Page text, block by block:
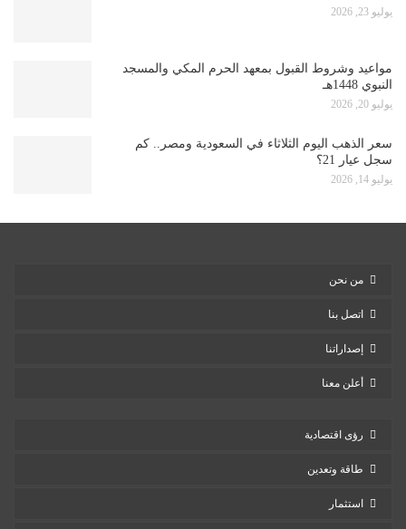
يوليو 23, 2026
مواعيد وشروط القبول بمعهد الحرم المكي والمسجد
النبوي 1448هـ
يوليو 20, 2026
سعر الذهب اليوم الثلاثاء في السعودية ومصر.. كم
سجل عيار 21؟
يوليو 14, 2026
من نحن
اتصل بنا
إصداراتنا
أعلن معنا
رؤى اقتصادية
طاقة وتعدين
استثمار